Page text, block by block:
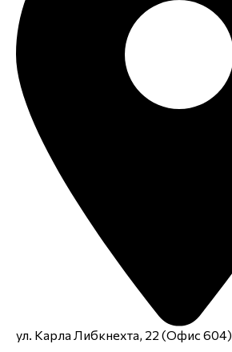
ул. Карла Либкнехта, 22 (Офис 604)